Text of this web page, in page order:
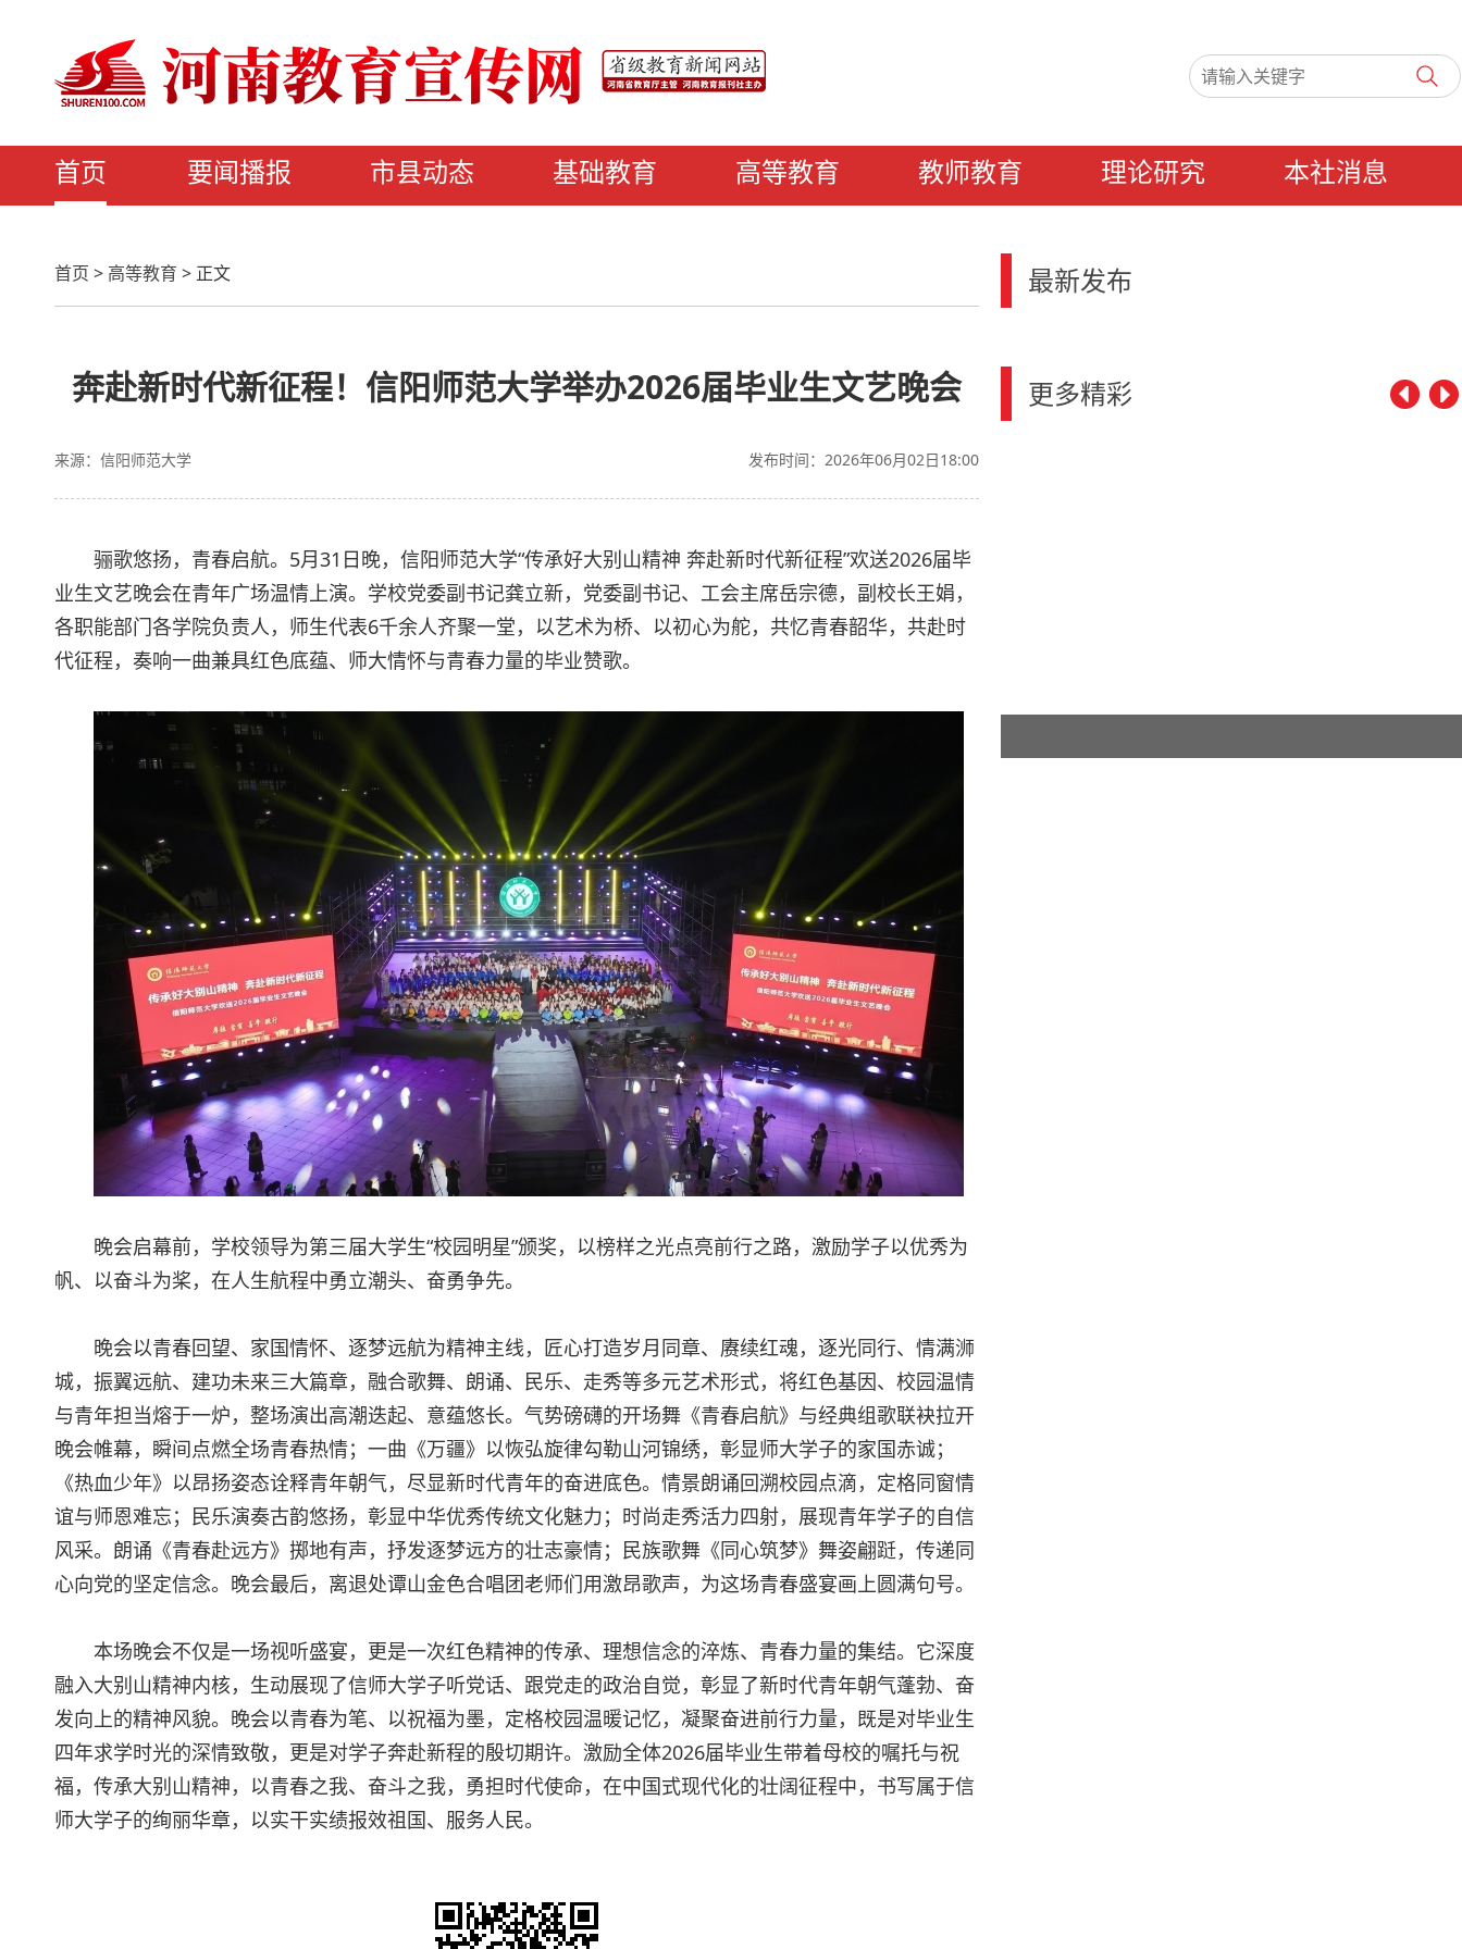
首页 要闻播报 市县动态 基础教育 高等教育 教师教育 理论研究 本社消息
首页 > 高等教育 > 正文
奔赴新时代新征程！信阳师范大学举办2026届毕业生文艺晚会
发布时间：2026年06月02日18:00
来源：信阳师范大学
骊歌悠扬，青春启航。5月31日晚，信阳师范大学“传承好大别山精神 奔赴新时代新征程”欢送2026届毕
业生文艺晚会在青年广场温情上演。学校党委副书记龚立新，党委副书记、工会主席岳宗德，副校长王娟，
各职能部门各学院负责人，师生代表6千余人齐聚一堂，以艺术为桥、以初心为舵，共忆青春韶华，共赴时
代征程，奏响一曲兼具红色底蕴、师大情怀与青春力量的毕业赞歌。
晚会启幕前，学校领导为第三届大学生“校园明星”颁奖，以榜样之光点亮前行之路，激励学子以优秀为
帆、以奋斗为桨，在人生航程中勇立潮头、奋勇争先。
晚会以青春回望、家国情怀、逐梦远航为精神主线，匠心打造岁月同章、赓续红魂，逐光同行、情满浉
城，振翼远航、建功未来三大篇章，融合歌舞、朗诵、民乐、走秀等多元艺术形式，将红色基因、校园温情
与青年担当熔于一炉，整场演出高潮迭起、意蕴悠长。气势磅礴的开场舞《青春启航》与经典组歌联袂拉开
晚会帷幕，瞬间点燃全场青春热情；一曲《万疆》以恢弘旋律勾勒山河锦绣，彰显师大学子的家国赤诚；
《热血少年》以昂扬姿态诠释青年朝气，尽显新时代青年的奋进底色。情景朗诵回溯校园点滴，定格同窗情
谊与师恩难忘；民乐演奏古韵悠扬，彰显中华优秀传统文化魅力；时尚走秀活力四射，展现青年学子的自信
风采。朗诵《青春赴远方》掷地有声，抒发逐梦远方的壮志豪情；民族歌舞《同心筑梦》舞姿翩跹，传递同
心向党的坚定信念。晚会最后，离退处谭山金色合唱团老师们用激昂歌声，为这场青春盛宴画上圆满句号。
本场晚会不仅是一场视听盛宴，更是一次红色精神的传承、理想信念的淬炼、青春力量的集结。它深度
融入大别山精神内核，生动展现了信师大学子听党话、跟党走的政治自觉，彰显了新时代青年朝气蓬勃、奋
发向上的精神风貌。晚会以青春为笔、以祝福为墨，定格校园温暖记忆，凝聚奋进前行力量，既是对毕业生
四年求学时光的深情致敬，更是对学子奔赴新程的殷切期许。激励全体2026届毕业生带着母校的嘱托与祝
福，传承大别山精神，以青春之我、奋斗之我，勇担时代使命，在中国式现代化的壮阔征程中，书写属于信
师大学子的绚丽华章，以实干实绩报效祖国、服务人民。
最新发布
更多精彩